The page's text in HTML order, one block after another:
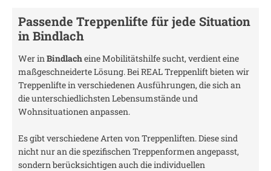
Passende Treppenlifte für jede Situation
inBindlach
Wer inBindlacheine Mobilitätshilfe sucht, verdient eine
maßgeschneiderte Lösung. Bei REAL Treppenlift bieten wir
Treppenlifte in verschiedenen Ausführungen, die sich an
die unterschiedlichsten Lebensumstände und
Wohnsituationen anpassen.
Es gibt verschiedene Arten von Treppenliften. Diese sind
nicht nur an die spezifischen Treppenformen angepasst,
sondern berücksichtigen auch die individuellen